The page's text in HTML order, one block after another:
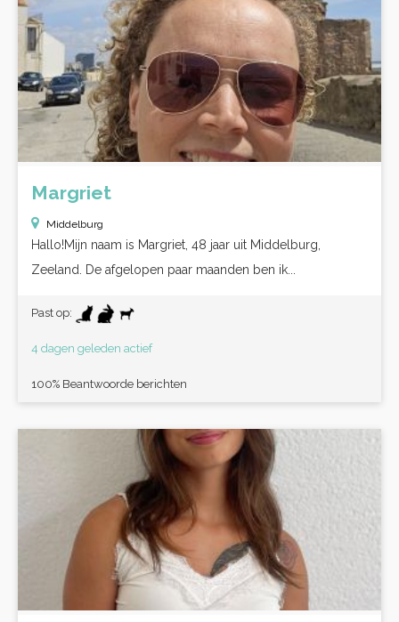
Margriet
Middelburg
Hallo!Mijn naam is Margriet, 48 jaar uit Middelburg,
Zeeland. De afgelopen paar maanden ben ik...
Past op:
4 dagen geleden actief
100% Beantwoorde berichten